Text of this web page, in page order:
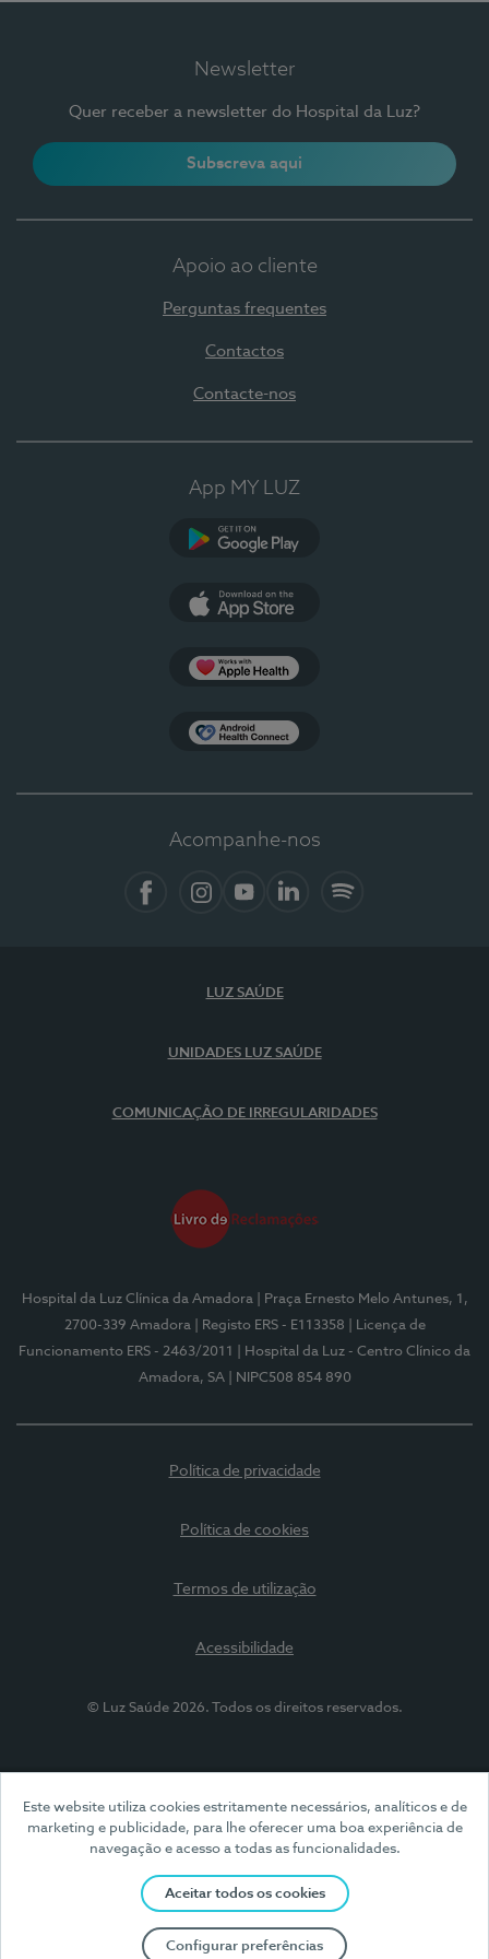
Este website utiliza cookies estritamente necessários, analíticos e de
marketing e publicidade, para lhe oferecer uma boa experiência de
navegação e acesso a todas as funcionalidades.
Aceitar todos os cookies
Configurar preferências
Newsletter
Quer receber a newsletter do Hospital da Luz?
Subscreva aqui
Apoio ao cliente
Perguntas frequentes
Contactos
Contacte-nos
App MY LUZ
Acompanhe-nos
LUZ SAÚDE
UNIDADES LUZ SAÚDE
COMUNICAÇÃO DE IRREGULARIDADES
Hospital da Luz Clínica da Amadora
| Praça Ernesto Melo Antunes, 1,
2700-339 Amadora
| Registo ERS - E113358
| Licença de
Funcionamento ERS - 2463/2011
| Hospital da Luz - Centro Clínico da
Amadora, SA
| NIPC508 854 890
Política de privacidade
Política de cookies
Termos de utilização
Acessibilidade
© Luz Saúde 2026. Todos os direitos reservados.